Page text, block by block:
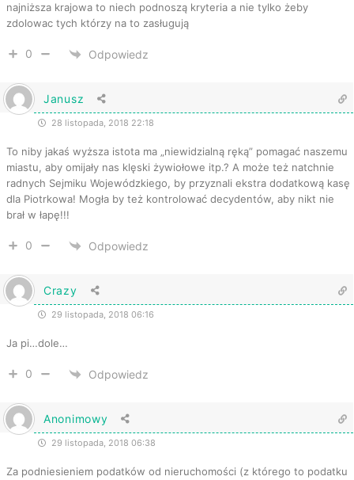
najniższa krajowa to niech podnoszą kryteria a nie tylko żeby
zdolowac tych którzy na to zasługują
0 Odpowiedz
Janusz
28 listopada, 2018 22:18
To niby jakaś wyższa istota ma „niewidzialną ręką” pomagać naszemu
miastu, aby omijały nas klęski żywiołowe itp.? A może też natchnie
radnych Sejmiku Wojewódzkiego, by przyznali ekstra dodatkową kasę
dla Piotrkowa! Mogła by też kontrolować decydentów, aby nikt nie
brał w łapę!!!
0 Odpowiedz
Crazy
29 listopada, 2018 06:16
Ja pi…dole…
0 Odpowiedz
Anonimowy
29 listopada, 2018 06:38
Za podniesieniem podatków od nieruchomości (z którego to podatku